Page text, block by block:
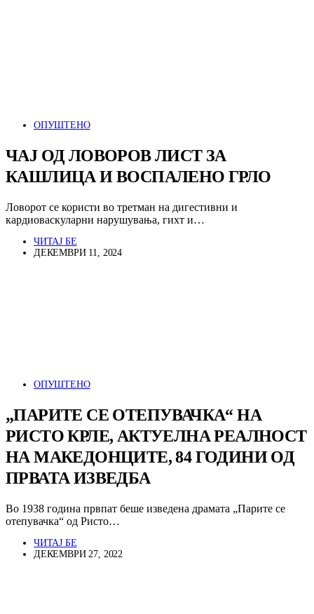
ОПУШТЕНО
ЧАЈ ОД ЛОВОРОВ ЛИСТ ЗА
КАШЛИЦА И ВОСПАЛЕНО ГРЛО
Ловорот се користи во третман на дигестивни и
кардиоваскуларни нарушувања, гихт и…
ЧИТАЈ БЕ
ДЕКЕМВРИ 11, 2024
ОПУШТЕНО
„ПАРИТЕ СЕ ОТЕПУВАЧКА“ НА
РИСТО КРЛЕ, АКТУЕЛНА РЕАЛНОСТ
НА МАКЕДОНЦИТЕ, 84 ГОДИНИ ОД
ПРВАТА ИЗВЕДБА
Во 1938 година првпат беше изведена драмата „Парите се
отепувачка“ од Ристо…
ЧИТАЈ БЕ
ДЕКЕМВРИ 27, 2022